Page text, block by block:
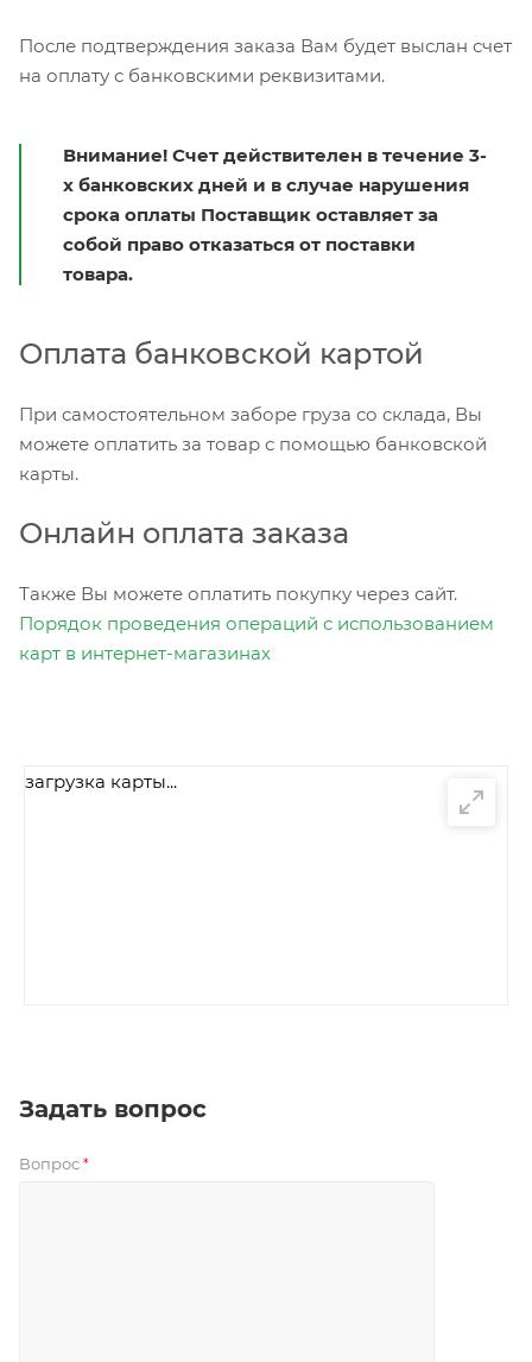
После подтверждения заказа Вам будет выслан счет
на оплату с банковскими реквизитами.
Внимание! Счет действителен в течение 3-
х банковских дней и в случае нарушения
срока оплаты Поставщик оставляет за
собой право отказаться от поставки
товара.
Оплата банковской картой
При самостоятельном заборе груза со склада, Вы
можете оплатить за товар с помощью банковской
карты.
Онлайн оплата заказа
Также Вы можете оплатить покупку через сайт.
Порядок проведения операций с использованием
карт в интернет-магазинах
загрузка карты...
Задать вопрос
Вопрос *